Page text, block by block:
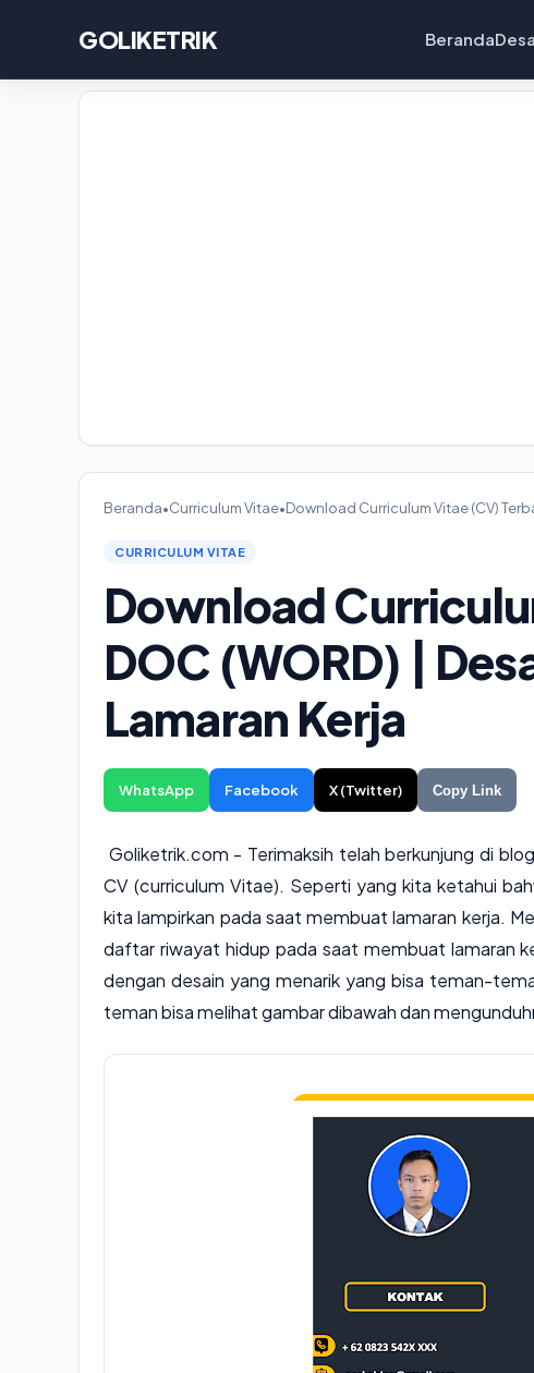
GOLIKETRIK Beranda
Beranda•Curriculum Vitae•Download Curriculum Vitae (CV)
CURRICULUM VITAE
Download
DOC (WORD) |
Lamaran Kerja
WhatsApp Facebook X (Twitter) Copy Link
Goliketrik.com - Terimaksih telah berkunjung di
CV (curriculum Vitae). Seperti yang kita ketahui
kita lampirkan pada saat membuat lamaran kerja.
daftar riwayat hidup pada saat membuat lamaran
dengan desain yang menarik yang bisa teman-
teman bisa melihat gambar dibawah dan